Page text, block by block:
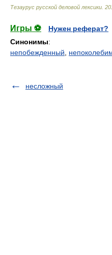
Тезаурус русской деловой лексики
Игры ⚽
Нужен реферат?
Синонимы:
непобежденный
несложный